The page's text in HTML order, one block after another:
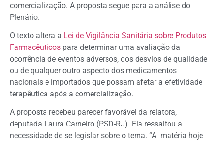
comercialização. A proposta segue para a análise do
Plenário.
O texto altera a Lei de Vigilância Sanitária sobre Produtos
Farmacêuticos para determinar uma avaliação da
ocorrência de eventos adversos, dos desvios de qualidade
ou de qualquer outro aspecto dos medicamentos
nacionais e importados que possam afetar a efetividade
terapêutica após a comercialização.
A proposta recebeu parecer favorável da relatora,
deputada Laura Carneiro (PSD-RJ). Ela ressaltou a
necessidade de se legislar sobre o tema. “A matéria hoje